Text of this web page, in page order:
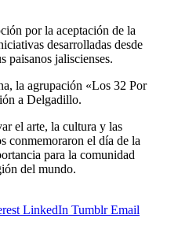
por la aceptación de la
desarrolladas desde
paisanos jaliscienses.
la agrupación «Los 32 Por
a Delgadillo.
el arte, la cultura y las
conmemoraron el día de la
para la comunidad
del mundo.
LinkedIn Tumblr Email